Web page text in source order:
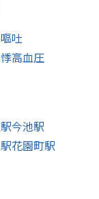
嘔吐
高血圧
今池駅
花園町駅